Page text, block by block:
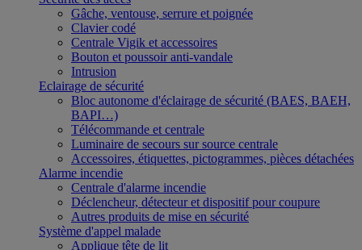
Gâche, ventouse, serrure et poignée
Clavier codé
Centrale Vigik et accessoires
Bouton et poussoir anti-vandale
Intrusion
Eclairage de sécurité
Bloc autonome d'éclairage de sécurité (BAES, BAEH,
BAPI…)
Télécommande et centrale
Luminaire de secours sur source centrale
Accessoires, étiquettes, pictogrammes, pièces détachées
Alarme incendie
Centrale d'alarme incendie
Déclencheur, détecteur et dispositif pour coupure
Autres produits de mise en sécurité
Système d'appel malade
Applique tête de lit